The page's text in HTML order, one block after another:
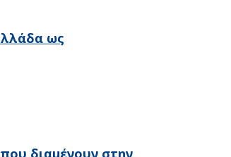
ως
διαμένουν στην